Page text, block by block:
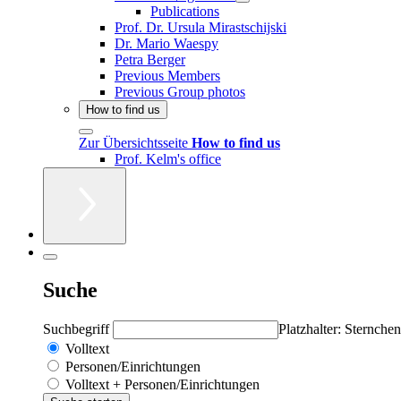
Publications
Prof. Dr. Ursula Mirastschijski
Dr. Mario Waespy
Petra Berger
Previous Members
Previous Group photos
How to find us
Zur Übersichtsseite How to find us
Prof. Kelm's office
Suche
Suchbegriff
Platzhalter:
Volltext
Personen/Einrichtungen
Volltext + Personen/Einrichtungen